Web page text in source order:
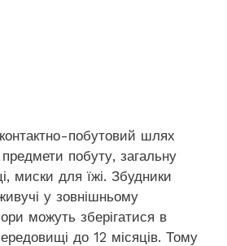
побутовий шлях
побуту, загальну
миски для їжі. Збудники
у зовнішньому
можуть зберігатися в
до 12 місяців. Тому